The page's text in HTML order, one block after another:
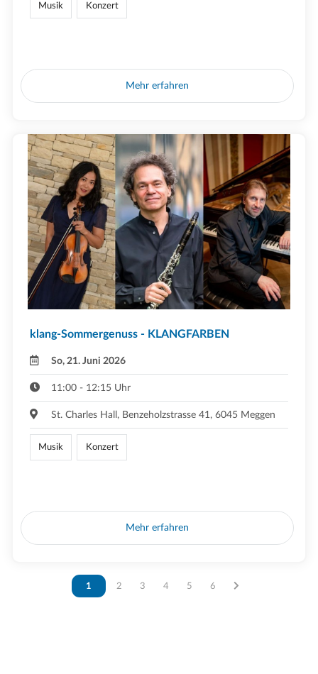
Musik Konzert
Mehr erfahren
klang-Sommergenuss - KLANGFARBEN
So, 21. Juni 2026
11:00 - 12:15 Uhr
St. Charles Hall, Benzeholzstrasse 41, 6045 Meggen
Musik Konzert
Mehr erfahren
Vous êtes sur la page
1 Vous êtes sur la page
2 Vous êtes sur la page
3 Vous êtes sur la page
4 Vous êtes sur la page
5 Vous êtes sur la page
6